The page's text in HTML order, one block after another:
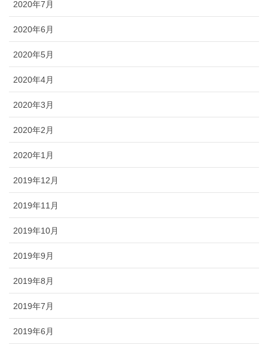
2020年7月
2020年6月
2020年5月
2020年4月
2020年3月
2020年2月
2020年1月
2019年12月
2019年11月
2019年10月
2019年9月
2019年8月
2019年7月
2019年6月